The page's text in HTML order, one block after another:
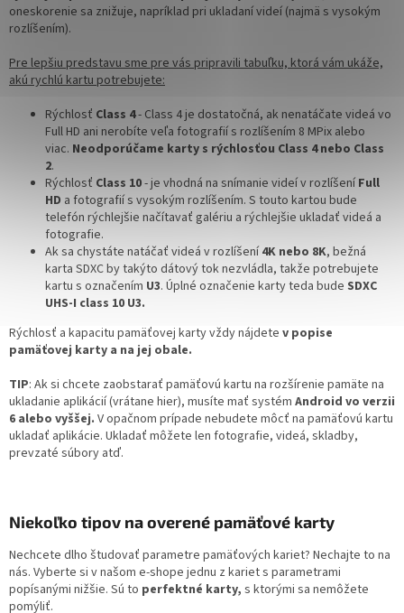
oneskorenie sa znižuje, napríklad pri ukladaní videí (najmä s vysokým
rozlíšením).
Pre lepšiu predstavu sme pre vás pripravili tabuľku, ktorá vám ukáže,
akú rychlú kartu potrebujete:
Rýchlosť Class 4- Class 4 je dostatočná, ak nenatáčate videá vo
Full HD ani nerobíte veľa fotografií s rozlíšením 8 MPix alebo
viac. Neodporúčame karty s rýchlosťou Class 4 nebo Class
2.
Rýchlosť Class 10- je vhodná na snímanie videí v rozlíšeníFull
HD a fotografií s vysokým rozlíšením. S touto kartou bude
telefón rýchlejšie načítavať galériu a rýchlejšie ukladať videá a
fotografie.
Ak sa chystáte natáčať videá v rozlíšení4K nebo 8K, bežná
karta SDXC by takýto dátový tok nezvládla, takže potrebujete
kartu s označením U3. Úplné označenie karty teda bude SDXC
UHS-I class 10 U3.
Rýchlosť a kapacitu pamäťovej karty vždy nájdete v popise
pamäťovej karty a na jej obale.
TIP: Ak si chcete zaobstarať pamäťovú kartu na rozšírenie pamäte na
ukladanie aplikácií (vrátane hier), musíte mať systém Android vo verzii
6 alebo vyššej. V opačnom prípade nebudete môcť na pamäťovú kartu
ukladať aplikácie. Ukladať môžete len fotografie, videá, skladby,
prevzaté súbory atď.
Niekoľko tipov na overené pamäťové karty
Nechcete dlho študovať parametre pamäťových kariet? Nechajte to na
nás. Vyberte si v našom e-shope jednu z kariet s parametrami
popísanými nižšie. Sú to perfektné karty, s ktorými sa nemôžete
pomýliť.